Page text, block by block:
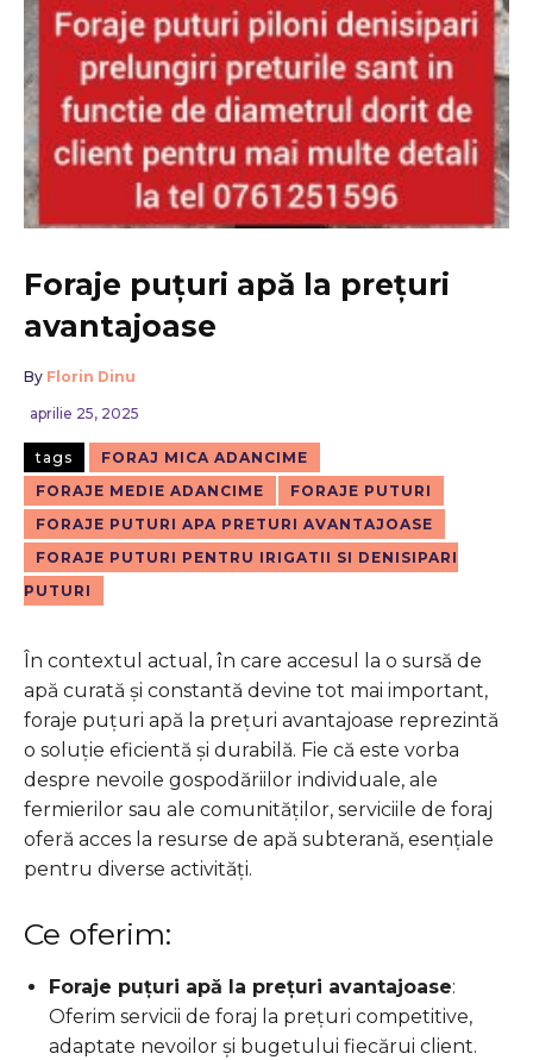
Foraje puțuri apă la prețuri
avantajoase
By Florin Dinu
aprilie 25, 2025
tags
FORAJ MICA ADANCIME
FORAJE MEDIE ADANCIME
FORAJE PUTURI
FORAJE PUTURI APA PRETURI AVANTAJOASE
FORAJE PUTURI PENTRU IRIGATII SI DENISIPARI
PUTURI
În contextul actual, în care accesul la o sursă de
apă curată și constantă devine tot mai important,
foraje puțuri apă la prețuri avantajoase reprezintă
o soluție eficientă și durabilă. Fie că este vorba
despre nevoile gospodăriilor individuale, ale
fermierilor sau ale comunităților, serviciile de foraj
oferă acces la resurse de apă subterană, esențiale
pentru diverse activități.
Ce oferim:
Foraje puțuri apă la prețuri avantajoase:
Oferim servicii de foraj la prețuri competitive,
adaptate nevoilor și bugetului fiecărui client.